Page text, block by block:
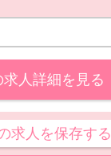
求人詳細を見る
求人を保存する